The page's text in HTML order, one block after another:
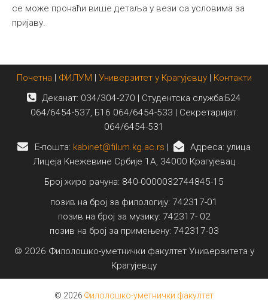
се може пронаћи више детаља у вези са условима за
пријаву.
Почетна | ФИЛУМ | Универзитет у Крагујевцу| Контакти
Деканат: 034/304-270 | Студентска служба:Б24
064/6454-537, Б16 064/6454-533 | Секретаријат:
064/6454-531
E-пошта: kabinet@filum.kg.ac.rs |
Адреса: улица
Лицеја Кнежевине Србије 1А, 34000 Крагујевац
Број жиро рачуна: 840-0000032744845-15
позив на број за филологију: 742317-01
позив на број за музику: 742317- 02
позив на број за примењену: 742317-03
© 2026 Филолошко-уметнички факултет Универзитета у
Крагујевцу
© 2026 Филолошко-уметнички факултет